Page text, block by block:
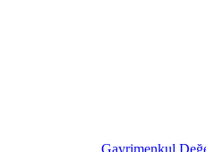
Gayrimenkul